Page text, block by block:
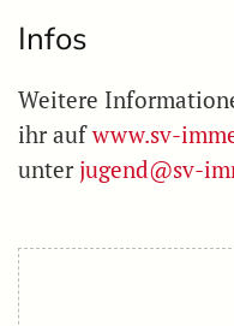
Infos
Weitere
ihr aufwww.sv-
unterjugend@sv-